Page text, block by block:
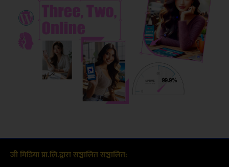
जी मिडिया प्रा.लि.द्वारा सञ्चालित सञ्चालित: